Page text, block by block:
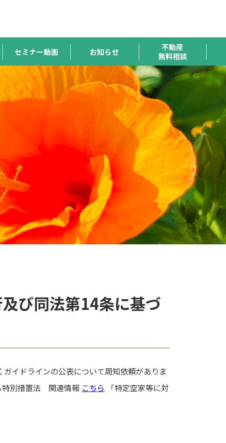
セミナー動画 お知らせ
不動産
無料相談
び同法第14条に基づ
イドラインの公表について周知依頼がありま
特別措置法 関連情報 こちら 「特定空家等に対